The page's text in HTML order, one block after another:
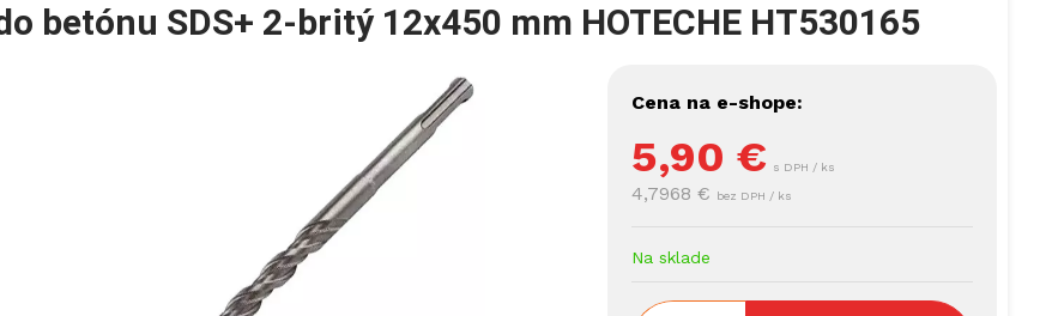
betónu SDS+ 2-britý 12x450 mm HOTECHE HT530165
Cena na e-shope:
5,90 € s DPH / ks
4,7968 € bez DPH / ks
Na sklade